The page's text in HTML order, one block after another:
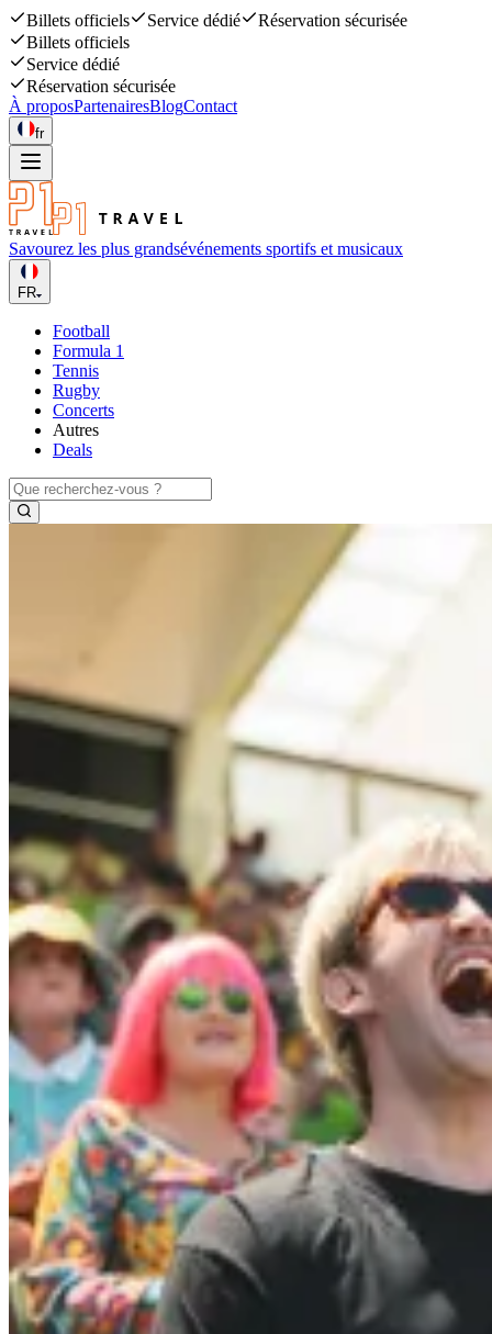
Billets officiels Service dédié
Réservation sécurisée
Billets officiels
Service dédié
Réservation sécurisée
À proposPartenairesBlogContact
fr
Savourez les plus grandsévénements sportifs et musicaux
FR
Football
Formula 1
Tennis
Rugby
Concerts
Autres
Deals